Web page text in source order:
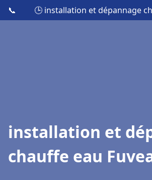
📞 🕒 installation et dépannage
installation et
chauffe eau